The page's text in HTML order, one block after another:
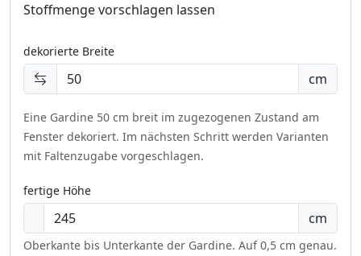
Stoffmenge vorschlagen lassen
dekorierte Breite
cm
Eine Gardine 50 cm breit im zugezogenen Zustand am
Fenster dekoriert. Im nächsten Schritt werden Varianten
mit Faltenzugabe vorgeschlagen.
fertige Höhe
cm
Oberkante bis Unterkante der Gardine. Auf 0,5 cm genau.